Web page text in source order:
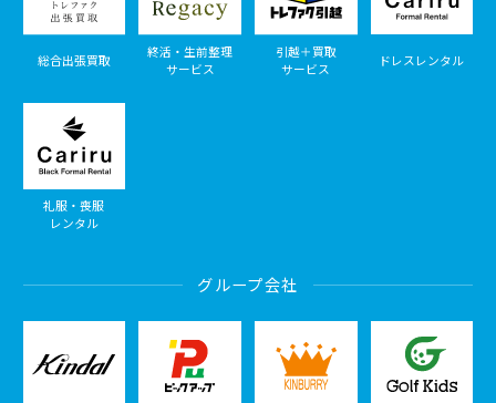
総合出張買取
終活・生前整理
サービス
引越＋買取
サービス
ドレスレンタル
礼服・喪服
レンタル
グループ会社